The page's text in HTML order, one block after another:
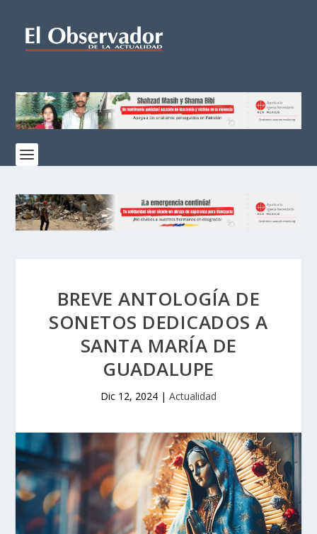
BREVE ANTOLOGÍA DE
SONETOS DEDICADOS A
SANTA MARÍA DE
GUADALUPE
Dic 12, 2024 | Actualidad